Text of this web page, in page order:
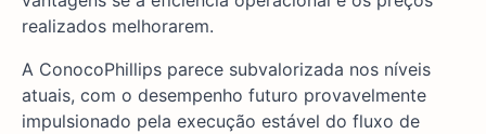
realizados melhorarem.
A ConocoPhillips parece subvalorizada nos níveis
atuais, com o desempenho futuro provavelmente
impulsionado pela execução estável do fluxo de